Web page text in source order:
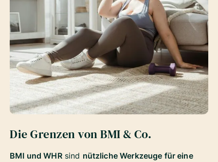
Die Grenzen von BMI & Co.
BMI und WHRsind nützliche Werkzeuge für eine